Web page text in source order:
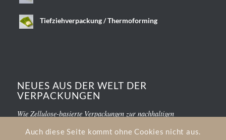
Tiefziehverpackung / Thermoforming
NEUES AUS DER WELT DER
VERPACKUNGEN
Wie Zellulose-basierte Verpackungen zur nachhaltigen
Auch diese Seite kommt ohne Cookies nicht aus.